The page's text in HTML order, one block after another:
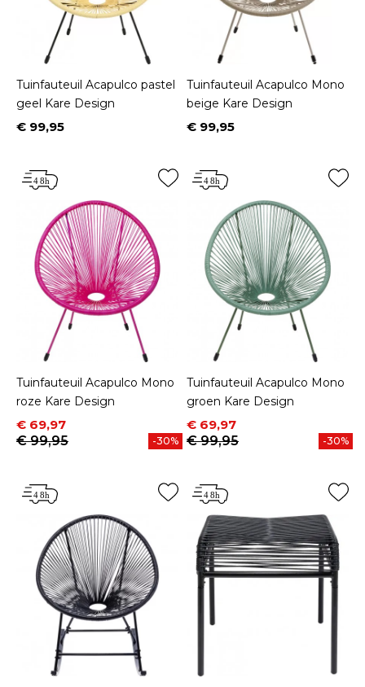
Tuinfauteuil Acapulco pastel
geel Kare Design
Prijs
€ 99,95
Tuinfauteuil Acapulco Mono
beige Kare Design
Prijs
€ 99,95
Tuinfauteuil Acapulco Mono
roze Kare Design
Prijs
€ 69,97
Normale prijs
€ 99,95
-30%
Tuinfauteuil Acapulco Mono
groen Kare Design
Prijs
€ 69,97
Normale prijs
€ 99,95
-30%